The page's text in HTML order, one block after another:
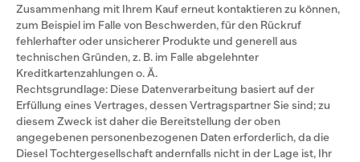
Zusammenhang mit Ihrem Kauf erneut kontaktieren zu können,
zum Beispiel im Falle von Beschwerden, für den Rückruf
fehlerhafter oder unsicherer Produkte und generell aus
technischen Gründen, z. B. im Falle abgelehnter
Kreditkartenzahlungen o. Ä.
Rechtsgrundlage: Diese Datenverarbeitung basiert auf der
Erfüllung eines Vertrages, dessen Vertragspartner Sie sind; zu
diesem Zweck ist daher die Bereitstellung der oben
angegebenen personenbezogenen Daten erforderlich, da die
Diesel Tochtergesellschaft andernfalls nicht in der Lage ist, Ihr